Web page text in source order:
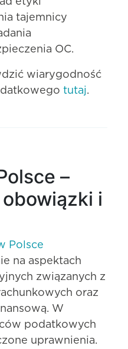
tajemnicy
OC.
wiarygodność
tutaj.
–
i
Polsce
na aspektach
związanych z
oraz
W
podatkowych
uprawnienia.